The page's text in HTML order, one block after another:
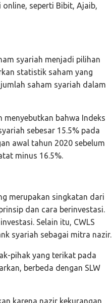
seperti Bibit, Ajaib,
syariah menjadi pilihan
statistik saham yang
saham syariah dalam
bahwa Indeks
sebesar 15.5% pada
awal tahun 2020 sebelum
minus 16.5%.
merupakan singkatan dari
dan cara berinvestasi.
Selain itu, CWLS
syariah sebagai mitra nazir.
pihak yang terikat pada
berbeda dengan SLW
karena nazir kekurangan